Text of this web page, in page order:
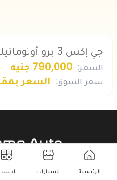
جي إكس 3 برو أوتوماتيك
السعر: 790,000 جنيه
سعر السوق: السعر
أكبر سوق للسيارات
الرئيسية السيارات